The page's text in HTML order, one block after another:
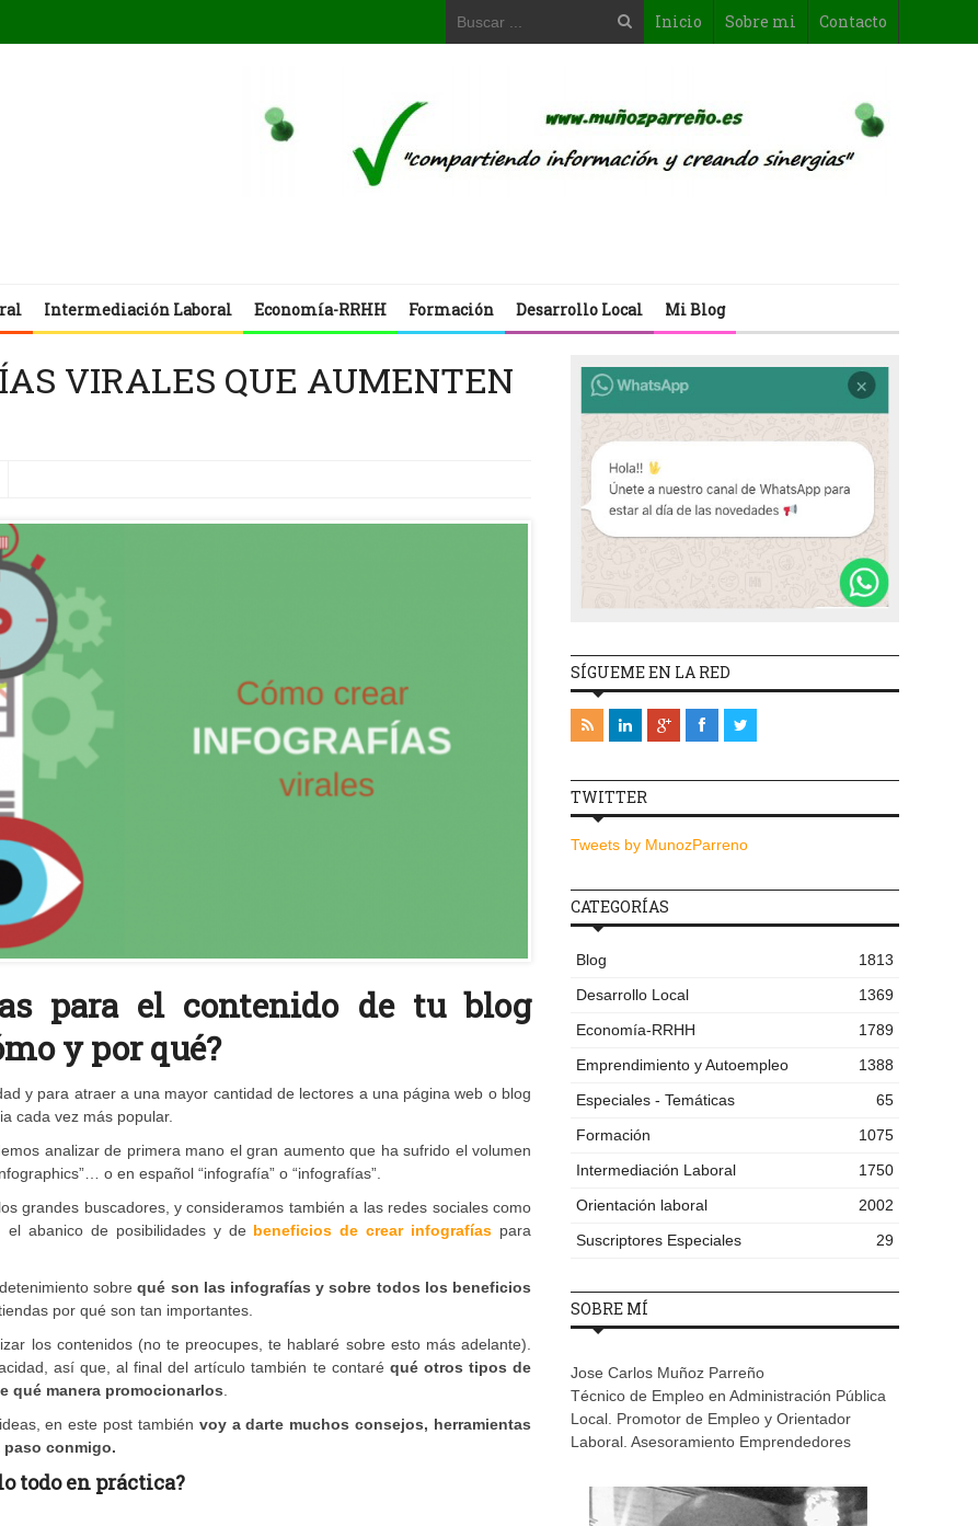
Inicio Sobre mi Contacto
Intermediación Laboral Economía-RRHH Formación Desarrollo Local Mi Blog
VIRALES QUE AUMENTEN
para el contenido de tu blog
y por qué?
y para atraer a una mayor cantidad de lectores a una página web o blog
cada vez más popular.
analizar de primera mano el gran aumento que ha sufrido el volumen
o en español “infografía” o “infografías”.
grandes buscadores, y consideramos también a las redes sociales como
abanico de posibilidades y de beneficios de crear infografías para
sobrequé son las infografías y sobre todos los beneficios
por qué son tan importantes.
los contenidos (no te preocupes, te hablaré sobre esto más adelante).
así que, al final del artículo también te contaré qué otros tipos de
qué manera promocionarlos.
en este post también voy a darte muchos consejos, herramientas
conmigo.
todo en práctica?
SÍGUEME EN LA RED
TWITTER
Tweets by MunozParreno
CATEGORÍAS
Blog
1813
Desarrollo Local
1369
Economía-RRHH
1789
Emprendimiento y Autoempleo
1388
Especiales - Temáticas
65
Formación
1075
Intermediación Laboral
1750
Orientación laboral
2002
Suscriptores Especiales
29
SOBRE MÍ
Jose Carlos Muñoz Parreño
Técnico de Empleo en Administración Pública
Local. Promotor de Empleo y Orientador
Laboral. Asesoramiento Emprendedores